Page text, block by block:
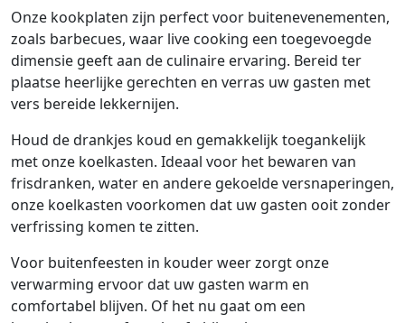
Onze kookplaten zijn perfect voor buitenevenementen,
zoals barbecues, waar live cooking een toegevoegde
dimensie geeft aan de culinaire ervaring. Bereid ter
plaatse heerlijke gerechten en verras uw gasten met
vers bereide lekkernijen.
Houd de drankjes koud en gemakkelijk toegankelijk
met onze koelkasten. Ideaal voor het bewaren van
frisdranken, water en andere gekoelde versnaperingen,
onze koelkasten voorkomen dat uw gasten ooit zonder
verfrissing komen te zitten.
Voor buitenfeesten in kouder weer zorgt onze
verwarming ervoor dat uw gasten warm en
comfortabel blijven. Of het nu gaat om een